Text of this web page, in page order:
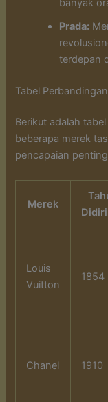
banyak
Prada:
terdepan
Tabel
Berikut adalah
beberapa merek
pencapaian
Merek
Louis
Vuitton
1854
Chanel 1910